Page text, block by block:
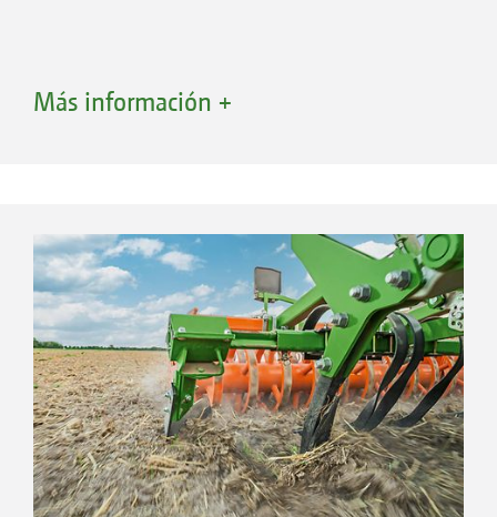
Control de profundidad mediante ruedas de apoyo y
rodillo de arrastre
Si es necesario ajustar la profundidad de
trabajo para reaccionar al terreno o a los daños
por compactación durante la marcha, se
recomienda el ajuste completamente
hidráulico opcional de la profundidad de
trabajo. La profundidad de trabajo puede
Más información +